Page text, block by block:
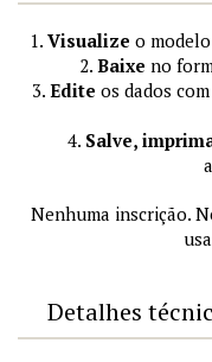
1. Visualize o
2. Baixe no
3. Edite os dados
4. Salve,
Nenhuma inscrição.
Detalhes